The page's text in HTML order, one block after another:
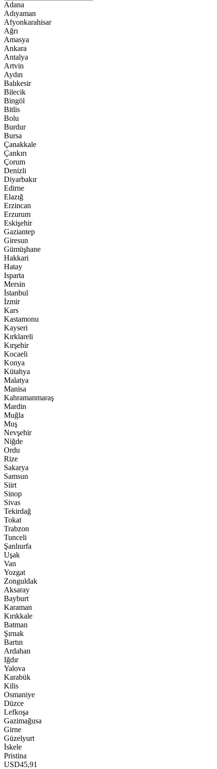
Adana
Adıyaman
Afyonkarahisar
Ağrı
Amasya
Ankara
Antalya
Artvin
Aydın
Balıkesir
Bilecik
Bingöl
Bitlis
Bolu
Burdur
Bursa
Çanakkale
Çankırı
Çorum
Denizli
Diyarbakır
Edirne
Elazığ
Erzincan
Erzurum
Eskişehir
Gaziantep
Giresun
Gümüşhane
Hakkari
Hatay
Isparta
Mersin
İstanbul
İzmir
Kars
Kastamonu
Kayseri
Kırklareli
Kırşehir
Kocaeli
Konya
Kütahya
Malatya
Manisa
Kahramanmaraş
Mardin
Muğla
Muş
Nevşehir
Niğde
Ordu
Rize
Sakarya
Samsun
Siirt
Sinop
Sivas
Tekirdağ
Tokat
Trabzon
Tunceli
Şanlıurfa
Uşak
Van
Yozgat
Zonguldak
Aksaray
Bayburt
Karaman
Kırıkkale
Batman
Şırnak
Bartın
Ardahan
Iğdır
Yalova
Karabük
Kilis
Osmaniye
Düzce
Lefkoşa
Gazimağusa
Girne
Güzelyurt
İskele
Pristina
USD45,91